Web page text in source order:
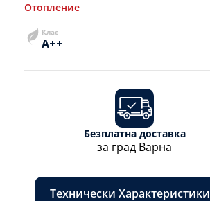
Отопление
Клас
A++
Безплатна доставка
за град Варна
Технически Характеристики